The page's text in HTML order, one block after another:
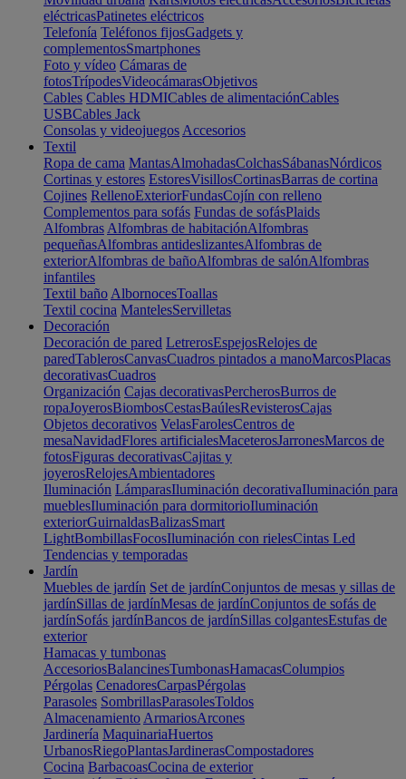
eléctricasPatinetes eléctricos
Telefonía Teléfonos fijosGadgets y
complementosSmartphones
Foto y vídeo Cámaras de
fotosTrípodesVideocámarasObjetivos
Cables Cables HDMICables de alimentaciónCables
USBCables Jack
Consolas y videojuegos Accesorios
Textil
Ropa de cama MantasAlmohadasColchasSábanasNórdicos
Cortinas y estores EstoresVisillosCortinasBarras de cortina
Cojines RellenoExteriorFundasCojín con relleno
Complementos para sofás Fundas de sofásPlaids
Alfombras Alfombras de habitaciónAlfombras
pequeñasAlfombras antideslizantesAlfombras de
exteriorAlfombras de bañoAlfombras de salónAlfombras
infantiles
Textil baño AlbornocesToallas
Textil cocina MantelesServilletas
Decoración
Decoración de pared LetrerosEspejosRelojes de
paredTablerosCanvasCuadros pintados a manoMarcosPlacas
decorativasCuadros
Organización Cajas decorativasPercherosBurros de
ropaJoyerosBiombosCestasBaúlesRevisterosCajas
Objetos decorativos VelasFarolesCentros de
mesaNavidadFlores artificialesMaceterosJarronesMarcos de
fotosFiguras decorativasCajitas y
joyerosRelojesAmbientadores
Iluminación LámparasIluminación decorativaIluminación para
mueblesIluminación para dormitorioIluminación
exteriorGuirnaldasBalizasSmart
LightBombillasFocosIluminación con rielesCintas Led
Tendencias y temporadas
Jardín
Muebles de jardín Set de jardínConjuntos de mesas y sillas de
jardínSillas de jardínMesas de jardínConjuntos de sofás de
jardínSofás jardínBancos de jardínSillas colgantesEstufas de
exterior
Hamacas y tumbonas
AccesoriosBalancinesTumbonasHamacasColumpios
Pérgolas CenadoresCarpasPérgolas
Parasoles SombrillasParasolesToldos
Almacenamiento ArmariosArcones
Jardinería MaquinariaHuertos
UrbanosRiegoPlantasJardinerasCompostadores
Cocina BarbacoasCocina de exterior